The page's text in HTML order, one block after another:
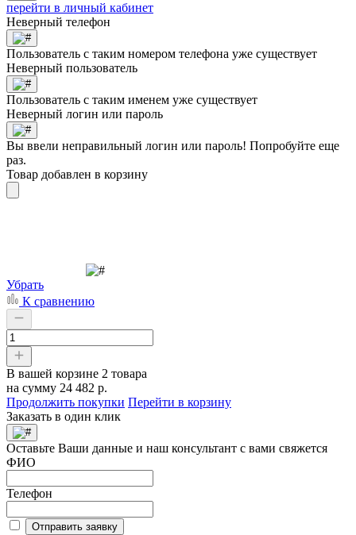
перейти в личный кабинет
Неверный телефон
Пользователь с таким номером телефона уже существует
Неверный пользователь
Пользователь с таким именем уже существует
Неверный логин или пароль
Вы ввели неправильный логин или пароль! Попробуйте еще
раз.
Товар добавлен в корзину
Убрать
К сравнению
В вашей корзине 2 товара
на сумму 24 482 р.
Продолжить покупки Перейти в корзину
Заказать в один клик
Оставьте Ваши данные и наш консультант с вами свяжется
ФИО
Телефон
Отправить заявку